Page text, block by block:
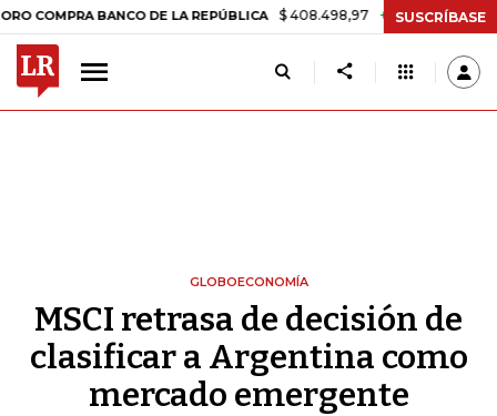
BANCO DE LA REPÚBLICA $ 408.498,97 +$ 8.753,81 +2,19%
SUSCRÍBASE
GLOBOECONOMÍA
MSCI retrasa de decisión de
clasificar a Argentina como
mercado emergente